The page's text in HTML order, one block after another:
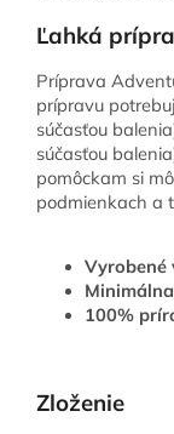
Ľahká
Príprava
prípravu
súčasťou
súčasťou
pomôckam si
podmienkach a
Vyrobené
100%
Zloženie